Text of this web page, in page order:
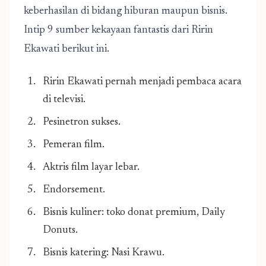
keberhasilan di bidang hiburan maupun bisnis.
Intip 9 sumber kekayaan fantastis dari Ririn
Ekawati berikut ini.
Ririn Ekawati pernah menjadi pembaca acara
di televisi.
Pesinetron sukses.
Pemeran film.
Aktris film layar lebar.
Endorsement.
Bisnis kuliner: toko donat premium, Daily
Donuts.
Bisnis katering: Nasi Krawu.